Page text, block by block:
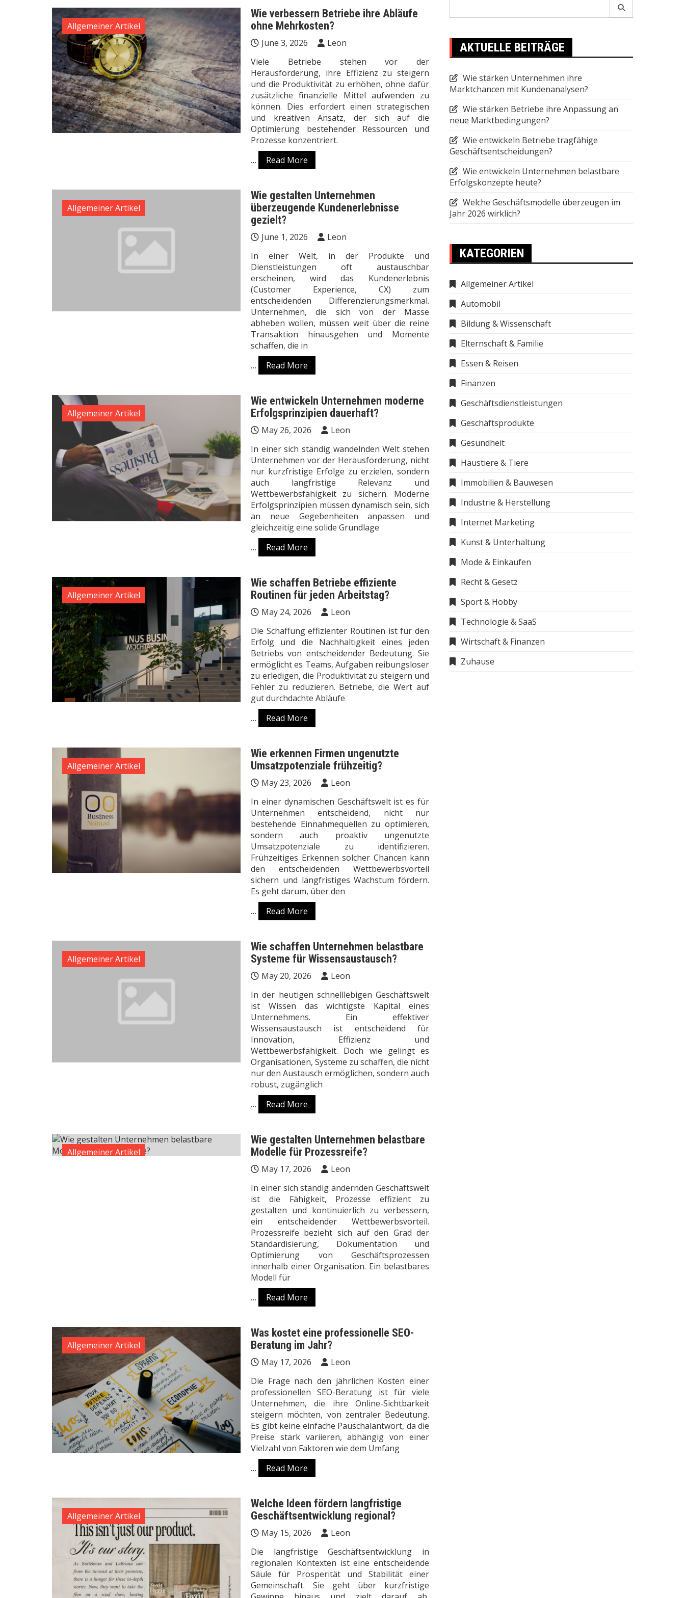
Allgemeiner Artikel
Wie verbessern Betriebe ihre Abläufe
ohne Mehrkosten?
June 3, 2026
Leon
Viele Betriebe stehen vor der
Herausforderung, ihre Effizienz zu steigern
und die Produktivität zu erhöhen, ohne dafür
zusätzliche finanzielle Mittel aufwenden zu
können. Dies erfordert einen strategischen
und kreativen Ansatz, der sich auf die
Optimierung bestehender Ressourcen und
Prozesse konzentriert.
…
Read More
Allgemeiner Artikel
Wie gestalten Unternehmen
überzeugende Kundenerlebnisse
gezielt?
June 1, 2026
Leon
In einer Welt, in der Produkte und
Dienstleistungen oft austauschbar
erscheinen, wird das Kundenerlebnis
(Customer Experience, CX) zum
entscheidenden Differenzierungsmerkmal.
Unternehmen, die sich von der Masse
abheben wollen, müssen weit über die reine
Transaktion hinausgehen und Momente
schaffen, die in
…
Read More
Allgemeiner Artikel
Wie entwickeln Unternehmen moderne
Erfolgsprinzipien dauerhaft?
May 26, 2026
Leon
In einer sich ständig wandelnden Welt stehen
Unternehmen vor der Herausforderung, nicht
nur kurzfristige Erfolge zu erzielen, sondern
auch langfristige Relevanz und
Wettbewerbsfähigkeit zu sichern. Moderne
Erfolgsprinzipien müssen dynamisch sein, sich
an neue Gegebenheiten anpassen und
gleichzeitig eine solide Grundlage
…
Read More
Allgemeiner Artikel
Wie schaffen Betriebe effiziente
Routinen für jeden Arbeitstag?
May 24, 2026
Leon
Die Schaffung effizienter Routinen ist für den
Erfolg und die Nachhaltigkeit eines jeden
Betriebs von entscheidender Bedeutung. Sie
ermöglicht es Teams, Aufgaben reibungsloser
zu erledigen, die Produktivität zu steigern und
Fehler zu reduzieren. Betriebe, die Wert auf
gut durchdachte Abläufe
…
Read More
Allgemeiner Artikel
Wie erkennen Firmen ungenutzte
Umsatzpotenziale frühzeitig?
May 23, 2026
Leon
In einer dynamischen Geschäftswelt ist es für
Unternehmen entscheidend, nicht nur
bestehende Einnahmequellen zu optimieren,
sondern auch proaktiv ungenutzte
Umsatzpotenziale zu identifizieren.
Frühzeitiges Erkennen solcher Chancen kann
den entscheidenden Wettbewerbsvorteil
sichern und langfristiges Wachstum fördern.
Es geht darum, über den
…
Read More
Allgemeiner Artikel
Wie schaffen Unternehmen belastbare
Systeme für Wissensaustausch?
May 20, 2026
Leon
In der heutigen schnelllebigen Geschäftswelt
ist Wissen das wichtigste Kapital eines
Unternehmens. Ein effektiver
Wissensaustausch ist entscheidend für
Innovation, Effizienz und
Wettbewerbsfähigkeit. Doch wie gelingt es
Organisationen, Systeme zu schaffen, die nicht
nur den Austausch ermöglichen, sondern auch
robust, zugänglich
…
Read More
Allgemeiner Artikel
Wie gestalten Unternehmen belastbare
Modelle für Prozessreife?
May 17, 2026
Leon
In einer sich ständig ändernden Geschäftswelt
ist die Fähigkeit, Prozesse effizient zu
gestalten und kontinuierlich zu verbessern,
ein entscheidender Wettbewerbsvorteil.
Prozessreife bezieht sich auf den Grad der
Standardisierung, Dokumentation und
Optimierung von Geschäftsprozessen
innerhalb einer Organisation. Ein belastbares
Modell für
…
Read More
Allgemeiner Artikel
Was kostet eine professionelle SEO-
Beratung im Jahr?
May 17, 2026
Leon
Die Frage nach den jährlichen Kosten einer
professionellen SEO-Beratung ist für viele
Unternehmen, die ihre Online-Sichtbarkeit
steigern möchten, von zentraler Bedeutung.
Es gibt keine einfache Pauschalantwort, da die
Preise stark variieren, abhängig von einer
Vielzahl von Faktoren wie dem Umfang
…
Read More
Allgemeiner Artikel
Welche Ideen fördern langfristige
Geschäftsentwicklung regional?
May 15, 2026
Leon
Die langfristige Geschäftsentwicklung in
regionalen Kontexten ist eine entscheidende
Säule für Prosperität und Stabilität einer
Gemeinschaft. Sie geht über kurzfristige
AKTUELLE BEITRÄGE
Wie stärken Unternehmen ihre
Marktchancen mit Kundenanalysen?
Wie stärken Betriebe ihre Anpassung an
neue Marktbedingungen?
Wie entwickeln Betriebe tragfähige
Geschäftsentscheidungen?
Wie entwickeln Unternehmen belastbare
Erfolgskonzepte heute?
Welche Geschäftsmodelle überzeugen im
Jahr 2026 wirklich?
KATEGORIEN
Allgemeiner Artikel
Automobil
Bildung & Wissenschaft
Elternschaft & Familie
Essen & Reisen
Finanzen
Geschäftsdienstleistungen
Geschäftsprodukte
Gesundheit
Haustiere & Tiere
Immobilien & Bauwesen
Industrie & Herstellung
Internet Marketing
Kunst & Unterhaltung
Mode & Einkaufen
Recht & Gesetz
Sport & Hobby
Technologie & SaaS
Wirtschaft & Finanzen
Zuhause